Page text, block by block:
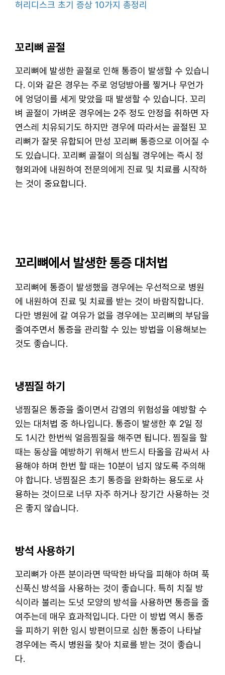
허리디스크 초기 증상 10가지 총정리
꼬리뼈 골절
꼬리뼈에 발생한 골절로 인해 통증이 발생할 수 있습니
다. 이와 같은 경우는 주로 엉덩방아를 찧거나 무언가
에 엉덩이를 세게 맞았을 때 발생할 수 있습니다. 꼬리
벼 골절이 가벼운 경우에는 2주 정도 안정을 취하면 자
연스레 치유되기도 하지만 경우에 따라서는 골절된 꼬
리뼈가 잘못 유합되어 만성 꼬리뼈 통증으로 이어질 수
도 있습니다. 꼬리뼈 골절이 의심될 경우에는 즉시 정
형외과에 내원하여 전문의에게 진료 및 치료를 시작하
는 것이 중요합니다.
꼬리뼈에서 발생한 통증 대처법
꼬리뼈에 통증이 발생했을 경우에는 우선적으로 병원
에 내원하여 진료 및 치료를 받는 것이 바람직합니다.
다만 병원에 갈 여유가 없을 경우에는 꼬리뼈의 부담을
줄여주면서 통증을 관리할 수 있는 방법을 이용해보는
것도 좋습니다.
냉찜질 하기
냉찜질은 통증을 줄이면서 감염의 위험성을 예방할 수
있는 대처법 중 하나입니다. 통증이 발생한 후 2일 정
도 1시간 한번씩 얼음찜질을 해주면 됩니다. 찜질을 할
때는 동상을 예방하기 위해서 반드시 타올을 감싸서 사
용해야 하며 한번 할 때는 10분이 넘지 않도록 주의해
야 합니다. 냉찜질은 초기 통증을 완화하는 용도로 사
용하는 것이므로 너무 자주 하거나 장기간 사용하는 것
은 좋지 않습니다.
방석 사용하기
꼬리뼈가 아픈 분이라면 딱딱한 바닥을 피해야 하며 푹
신푹신 방석을 사용하는 것이 좋습니다. 특히 치질 방
식이라 불리는 도넛 모양의 방석을 사용하면 통증을 줄
여주는데 매우 효과적입니다. 다만 이 방법 역시 통증
을 피하기 위한 임시 방편이므로 심한 통증이 나타날
경우에는 즉시 병원을 찾아 치료를 받는 것이 좋습니
다.